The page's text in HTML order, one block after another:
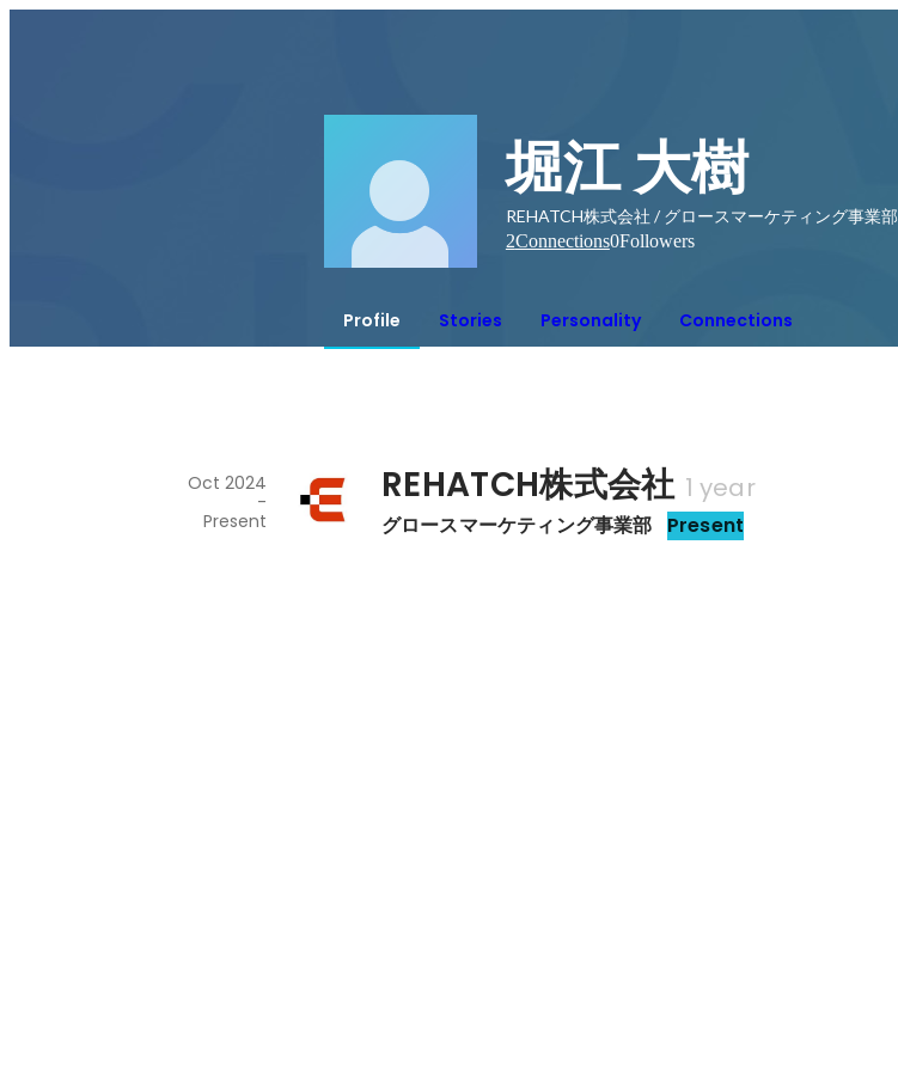
堀江 大樹
REHATCH株式会社 / グロースマーケティング事業部
2Connections0Followers
Profile Stories Personality Connections
REHATCH株式会社 1 year
グロースマーケティング事業部 Present
Oct 2024
-
Present